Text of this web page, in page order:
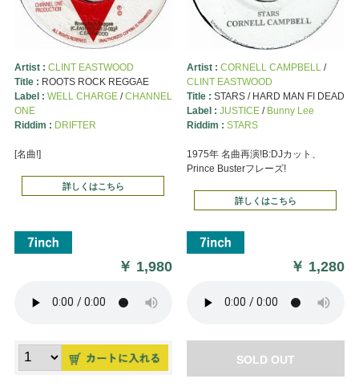
Artist : CLINT EASTWOOD
Title : ROOTS ROCK REGGAE
Label : WELL CHARGE/CHANNEL
ONE
Riddim : DRIFTER
[名曲!]
詳しくはこちら
￥ 1,980
Artist : CORNELL CAMPBELL/
CLINT EASTWOOD
Title : STARS / HARD MAN FI DEAD
Label : JUSTICE/ Bunny Lee
Riddim : STARS
1975年 名曲再演!B:DJカット、
Prince Busterフレーズ!
詳しくはこちら
￥ 1,280
SOLD OUT